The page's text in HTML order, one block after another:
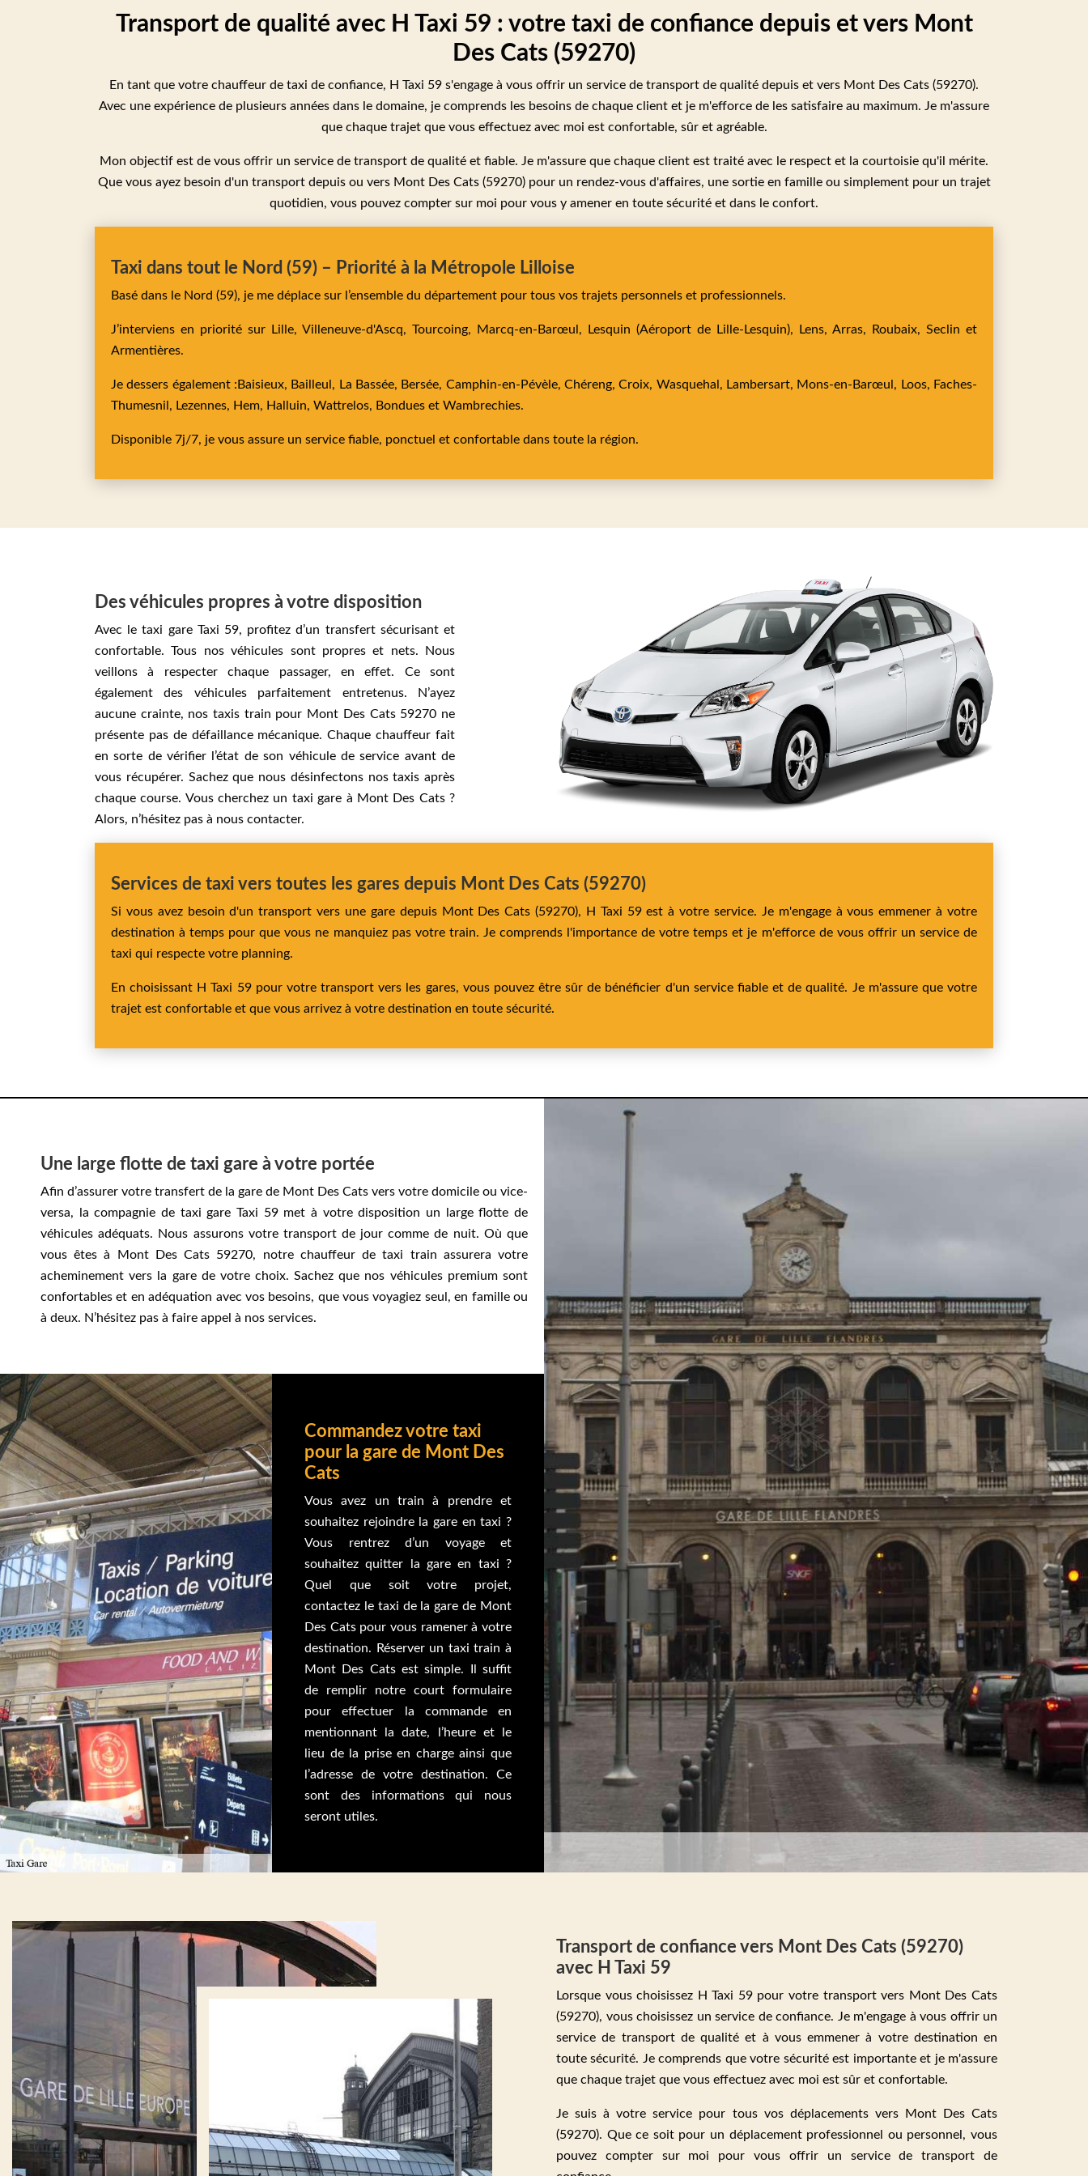
Transport de qualité avec H Taxi 59 : votre taxi de confiance depuis et vers Mont
Des Cats (59270)
En tant que votre chauffeur de taxi de confiance, H Taxi 59 s'engage à vous offrir un service de transport de qualité depuis et vers Mont Des Cats (59270).
Avec une expérience de plusieurs années dans le domaine, je comprends les besoins de chaque client et je m'efforce de les satisfaire au maximum. Je m'assure
que chaque trajet que vous effectuez avec moi est confortable, sûr et agréable.
Mon objectif est de vous offrir un service de transport de qualité et fiable. Je m'assure que chaque client est traité avec le respect et la courtoisie qu'il mérite.
Que vous ayez besoin d'un transport depuis ou vers Mont Des Cats (59270) pour un rendez-vous d'affaires, une sortie en famille ou simplement pour un trajet
quotidien, vous pouvez compter sur moi pour vous y amener en toute sécurité et dans le confort.
Taxi dans tout le Nord (59) – Priorité à la Métropole Lilloise
Basé dans le Nord (59), je me déplace sur l’ensemble du département pour tous vos trajets personnels et professionnels.
J’interviens en priorité sur Lille, Villeneuve-d'Ascq, Tourcoing, Marcq-en-Barœul, Lesquin (Aéroport de Lille-Lesquin), Lens, Arras, Roubaix, Seclin et
Armentières.
Je dessers également : Baisieux, Bailleul, La Bassée, Bersée, Camphin-en-Pévèle,Chéreng,Croix, Wasquehal, Lambersart, Mons-en-Barœul, Loos, Faches-
Thumesnil, Lezennes, Hem, Halluin, Wattrelos, Bondues et Wambrechies.
Disponible 7j/7, je vous assure un service fiable, ponctuel et confortable dans toute la région.
Des véhicules propres à votre disposition
Avec le taxi gare Taxi 59, profitez d’un transfert sécurisant et
confortable. Tous nos véhicules sont propres et nets. Nous
veillons à respecter chaque passager, en effet. Ce sont
également des véhicules parfaitement entretenus. N’ayez
aucune crainte, nos taxis train pour Mont Des Cats 59270 ne
présente pas de défaillance mécanique. Chaque chauffeur fait
en sorte de vérifier l’état de son véhicule de service avant de
vous récupérer. Sachez que nous désinfectons nos taxis après
chaque course. Vous cherchez un taxi gare à Mont Des Cats ?
Alors, n’hésitez pas à nous contacter.
Services de taxi vers toutes les gares depuis Mont Des Cats (59270)
Si vous avez besoin d'un transport vers une gare depuis Mont Des Cats (59270), H Taxi 59 est à votre service. Je m'engage à vous emmener à votre
destination à temps pour que vous ne manquiez pas votre train. Je comprends l'importance de votre temps et je m'efforce de vous offrir un service de
taxi qui respecte votre planning.
En choisissant H Taxi 59 pour votre transport vers les gares, vous pouvez être sûr de bénéficier d'un service fiable et de qualité. Je m'assure que votre
trajet est confortable et que vous arrivez à votre destination en toute sécurité.
Une large flotte de taxi gare à votre portée
Afin d’assurer votre transfert de la gare de Mont Des Cats vers votre domicile ou vice-
versa, la compagnie de taxi gare Taxi 59 met à votre disposition un large flotte de
véhicules adéquats. Nous assurons votre transport de jour comme de nuit. Où que
vous êtes à Mont Des Cats 59270, notre chauffeur de taxi train assurera votre
acheminement vers la gare de votre choix. Sachez que nos véhicules premium sont
confortables et en adéquation avec vos besoins, que vous voyagiez seul, en famille ou
à deux. N’hésitez pas à faire appel à nos services.
Commandez votre taxi
pour la gare de Mont Des
Cats
Vous avez un train à prendre et
souhaitez rejoindre la gare en taxi ?
Vous rentrez d’un voyage et
souhaitez quitter la gare en taxi ?
Quel que soit votre projet,
contactez le taxi de la gare de Mont
Des Cats pour vous ramener à votre
destination. Réserver un taxi train à
Mont Des Cats est simple. Il suffit
de remplir notre court formulaire
pour effectuer la commande en
mentionnant la date, l’heure et le
lieu de la prise en charge ainsi que
l’adresse de votre destination. Ce
sont des informations qui nous
seront utiles.
Transport de confiance vers Mont Des Cats (59270)
avec H Taxi 59
Lorsque vous choisissez H Taxi 59 pour votre transport vers Mont Des Cats
(59270), vous choisissez un service de confiance. Je m'engage à vous offrir un
service de transport de qualité et à vous emmener à votre destination en
toute sécurité. Je comprends que votre sécurité est importante et je m'assure
que chaque trajet que vous effectuez avec moi est sûr et confortable.
Je suis à votre service pour tous vos déplacements vers Mont Des Cats
(59270). Que ce soit pour un déplacement professionnel ou personnel, vous
pouvez compter sur moi pour vous offrir un service de transport de